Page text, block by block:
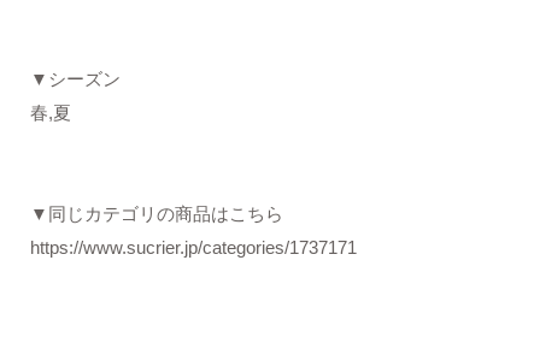
▼シーズン
春,夏
▼同じカテゴリの商品はこちら
https://www.sucrier.jp/categories/1737171